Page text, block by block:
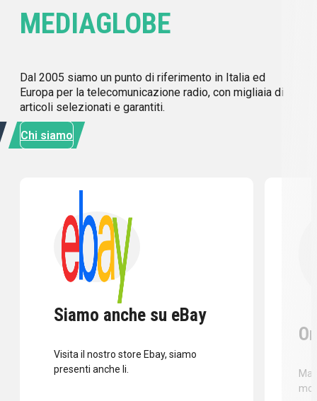
MEDIAGLOBE
Dal 2005 siamo un punto di riferimento in Italia ed
Europa per la telecomunicazione radio, con migliaia di
articoli selezionati e garantiti.
Chi siamo
Siamo anche su eBay
Visita il nostro store Ebay, siamo
presenti anche li.